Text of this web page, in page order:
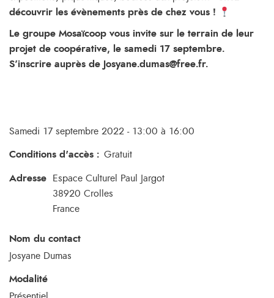
découvrir les évènements près de chez vous !
Le groupe Mosaïcoop vous invite sur le terrain de leur
projet de coopérative, le samedi 17 septembre.
S’inscrire auprès de Josyane.dumas@free.fr.
Samedi 17 septembre 2022 - 13:00 à 16:00
Conditions d'accès : Gratuit
Adresse
Espace Culturel Paul Jargot
38920 Crolles
France
Nom du contact
Josyane Dumas
Modalité